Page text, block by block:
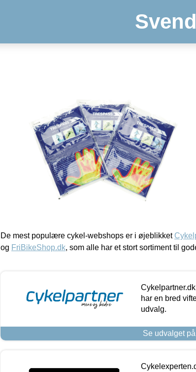
De mest populære cykel-webshops er i øjeblikket
og FriBikeShop.dk, som alle har et stort sortiment til
har en bred
udvalg.
Se udvalget